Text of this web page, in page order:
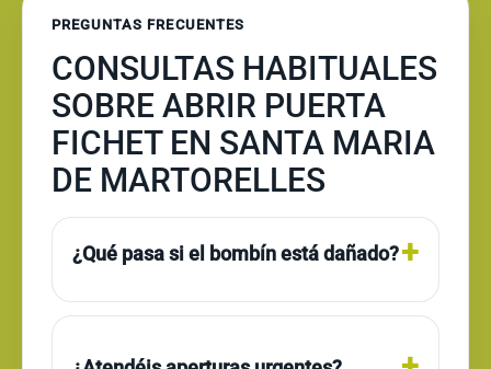
PREGUNTAS FRECUENTES
CONSULTAS HABITUALES
SOBRE ABRIR PUERTA
FICHET EN SANTA MARIA
DE MARTORELLES
¿Qué pasa si el bombín está dañado?